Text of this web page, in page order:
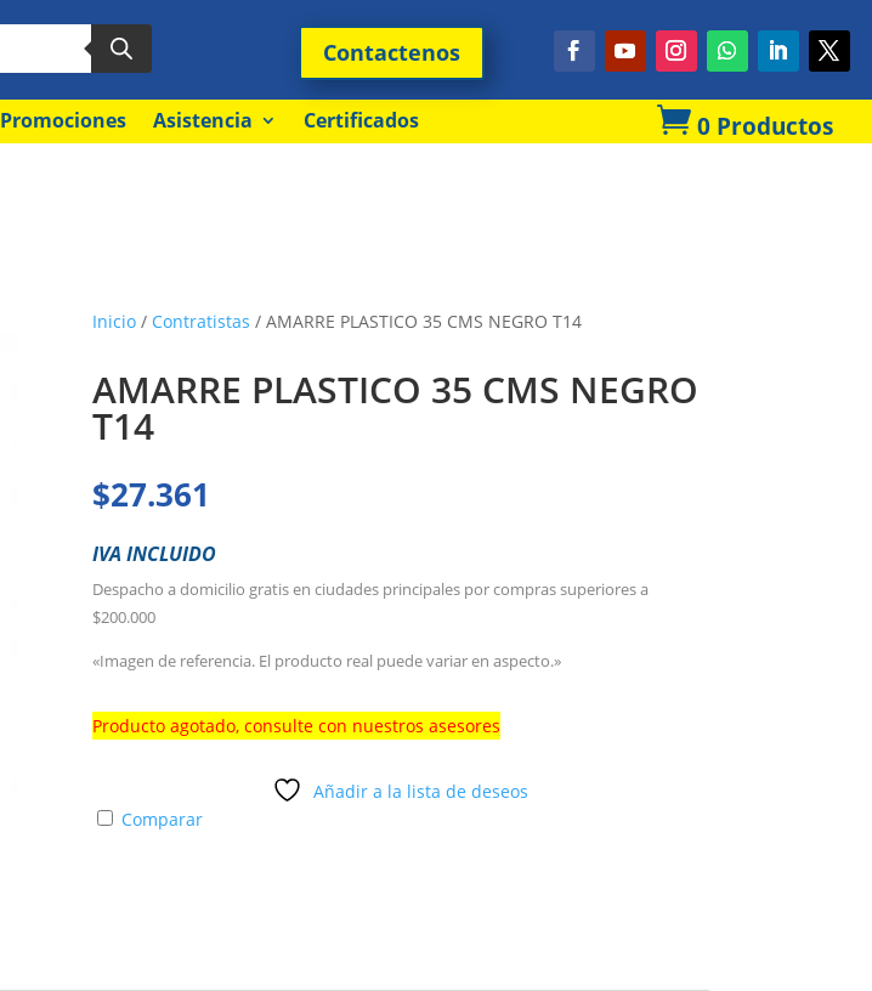
Contactenos
Promociones Asistencia Certificados  0 Productos
Inicio/ Contratistas / AMARRE PLASTICO 35 CMS NEGRO T14
AMARRE PLASTICO 35 CMS NEGRO
T14
$27.361
IVA INCLUIDO
Despacho a domicilio gratis en ciudades principales por compras superiores a
$200.000
«Imagen de referencia. El producto real puede variar en aspecto.»
Producto agotado, consulte con nuestros asesores
Añadir a la lista de deseos
Comparar